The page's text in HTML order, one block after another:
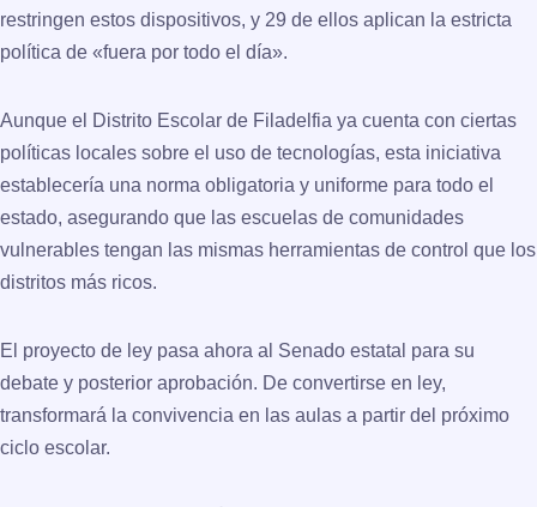
restringen estos dispositivos, y 29 de ellos aplican la estricta
política de «fuera por todo el día».
Aunque el Distrito Escolar de Filadelfia ya cuenta con ciertas
políticas locales sobre el uso de tecnologías, esta iniciativa
establecería una norma obligatoria y uniforme para todo el
estado, asegurando que las escuelas de comunidades
vulnerables tengan las mismas herramientas de control que los
distritos más ricos.
El proyecto de ley pasa ahora al Senado estatal para su
debate y posterior aprobación. De convertirse en ley,
transformará la convivencia en las aulas a partir del próximo
ciclo escolar.